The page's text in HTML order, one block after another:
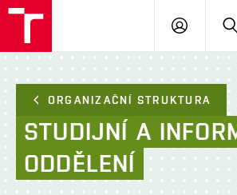
Brno
PŘIHLÁSIT
ORGANIZAČNÍ STRUKTURA
STUDIJNÍ A
ODDĚLENÍ